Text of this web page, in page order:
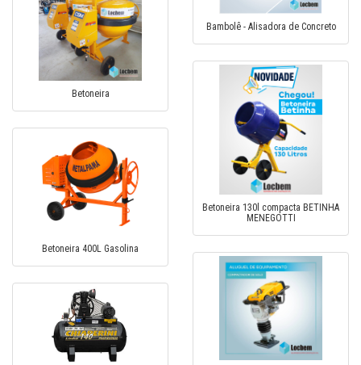
Bambolê - Alisadora de Concreto
Betoneira
Betoneira 130l compacta BETINHA
MENEGOTTI
Betoneira 400L Gasolina